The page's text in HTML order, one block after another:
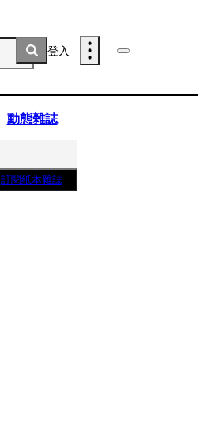
登入
動態雜誌
訂閱紙本雜誌